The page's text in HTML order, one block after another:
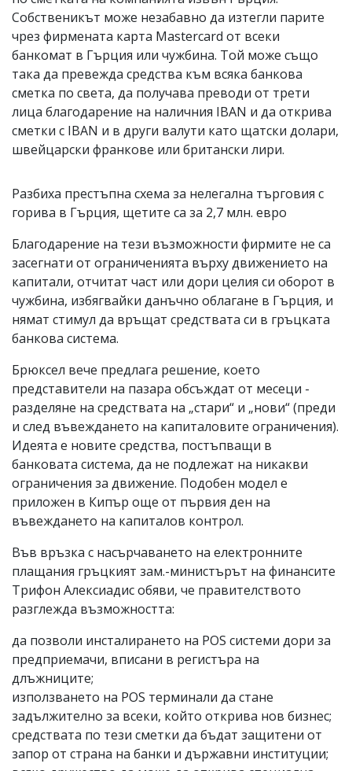
Собственикът може незабавно да изтегли парите
чрез фирмената карта Mastercard от всеки
банкомат в Гърция или чужбина. Той може също
така да превежда средства към всяка банкова
сметка по света, да получава преводи от трети
лица благодарение на наличния IBAN и да открива
сметки с IBAN и в други валути като щатски долари,
швейцарски франкове или британски лири.
Разбиха престъпна схема за нелегална търговия с
горива в Гърция, щетите са за 2,7 млн. евро
Благодарение на тези възможности фирмите не са
засегнати от ограниченията върху движението на
капитали, отчитат част или дори целия си оборот в
чужбина, избягвайки данъчно облагане в Гърция, и
нямат стимул да връщат средствата си в гръцката
банкова система.
Брюксел вече предлага решение, което
представители на пазара обсъждат от месеци -
разделяне на средствата на „стари“ и „нови“ (преди
и след въвеждането на капиталовите ограничения).
Идеята е новите средства, постъпващи в
банковата система, да не подлежат на никакви
ограничения за движение. Подобен модел е
приложен в Кипър още от първия ден на
въвеждането на капиталов контрол.
Във връзка с насърчаването на електронните
плащания гръцкият зам.-министърът на финансите
Трифон Алексиадис обяви, че правителството
разглежда възможността:
да позволи инсталирането на POS системи дори за
предприемачи, вписани в регистъра на
длъжниците;
използването на POS терминали да стане
задължително за всеки, който открива нов бизнес;
средствата по тези сметки да бъдат защитени от
запор от страна на банки и държавни институции;